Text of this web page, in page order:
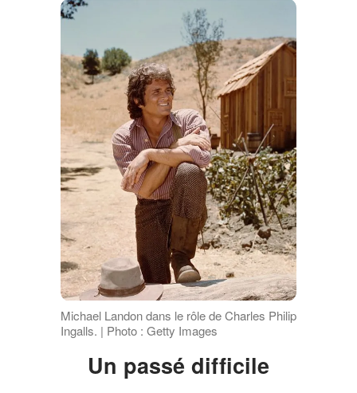
Michael Landon dans le rôle de Charles Philip
Ingalls. | Photo : Getty Images
Un passé difficile